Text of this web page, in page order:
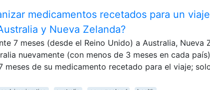
medicamentos recetados para un
y Nueva Zelanda?
7 meses (desde el Reino Unido) a Australia, Nueva
nuevamente (con menos de 3 meses en cada
meses de su medicamento recetado para el viaje;